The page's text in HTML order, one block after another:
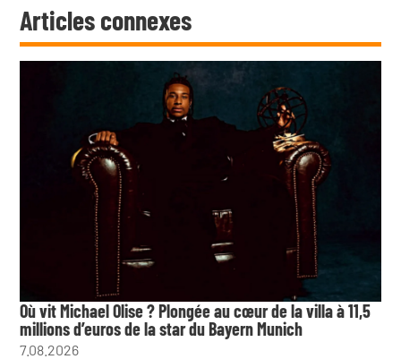
Articles connexes
Où vit Michael Olise ? Plongée au cœur de la villa à 11,5
millions d’euros de la star du Bayern Munich
7.08.2026